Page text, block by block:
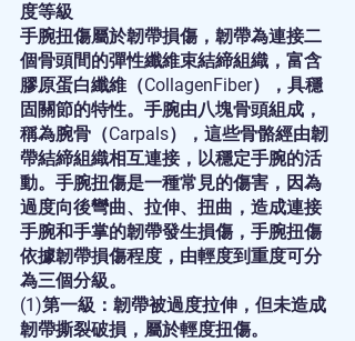
度等級
手腕扭傷屬於韌帶損傷，韌帶為連接二
個骨頭間的彈性纖維束結締組織，富含
膠原蛋白纖維（CollagenFiber），具穩
固關節的特性。手腕由八塊骨頭組成，
稱為腕骨（Carpals），這些骨骼經由韌
帶結締組織相互連接，以穩定手腕的活
動。手腕扭傷是一種常見的傷害，因為
過度向後彎曲、拉伸、扭曲，造成連接
手腕和手掌的韌帶發生損傷，手腕扭傷
依據韌帶損傷程度，由輕度到重度可分
為三個分級。
(1)第一級：韌帶被過度拉伸，但未造成
韌帶撕裂破損，屬於輕度扭傷。